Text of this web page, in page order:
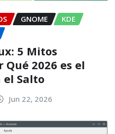
GNOME
KDE
5 Mitos
Qué 2026 es el
el Salto
Jun 22, 2026